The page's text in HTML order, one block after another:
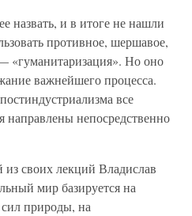
назвать, и в итоге не нашли
противное, шершавое,
«гуманитаризация». Но оно
важнейшего процесса.
все
непосредственно
из своих лекций Владислав
мир базируется на
природы, на